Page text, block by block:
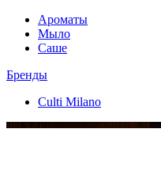
Ароматы
Мыло
Саше
Бренды
Culti Milano